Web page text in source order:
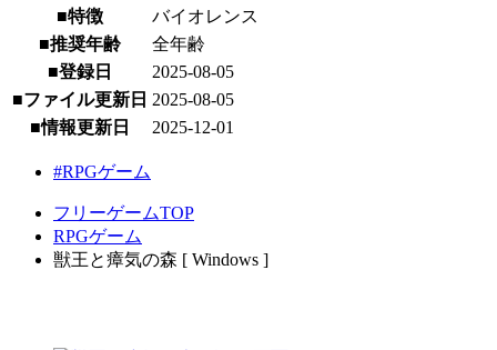
■特徴
バイオレンス
■推奨年齢
全年齢
■登録日
2025-08-05
■ファイル更新日 2025-08-05
■情報更新日
2025-12-01
#RPGゲーム
フリーゲームTOP
RPGゲーム
獣王と瘴気の森 [ Windows ]